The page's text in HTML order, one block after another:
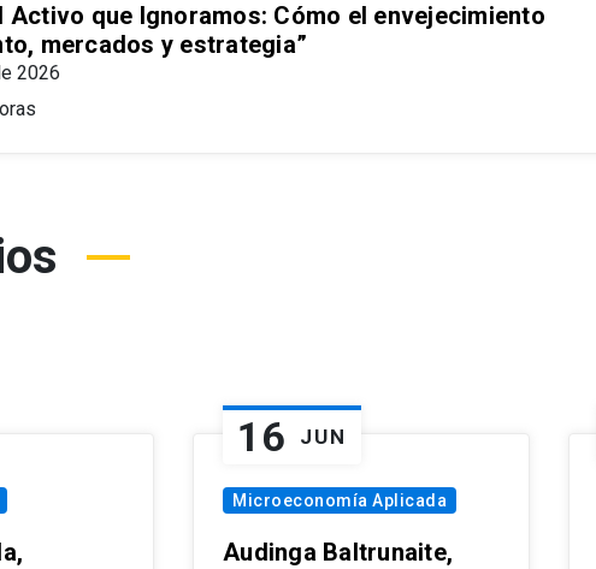
Activo que Ignoramos: Cómo el envejecimiento
mercados y estrategia”
2026
16 JUN
Microeconomía Aplicada
Audinga Baltrunaite,